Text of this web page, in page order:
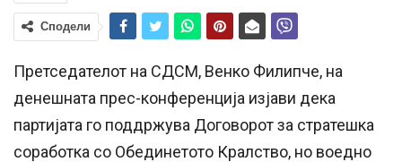
Сподели
Претседателот на СДСМ, Венко Филипче, на
денешната прес-конференција изјави дека
партијата го поддржува Договорот за стратешка
соработка со Обединетото Кралство, но воедно